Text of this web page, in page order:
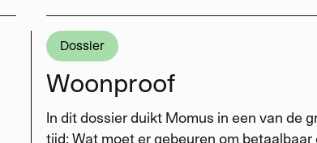
Dossier
Woonproof
In dit dossier duikt Momus in een van de
tijd: Wat moet er gebeuren om